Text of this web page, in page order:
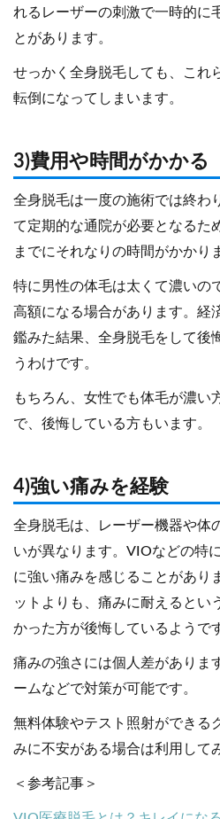
れるレーザーの刺激で一時的に
とがあります。
せっかく全身脱毛しても、これ
転倒になってしまいます。
3)費用や時間がかかる
全身脱毛は一度の施術では終わ
て定期的な通院が必要となるた
までにそれなりの時間がかかり
特に男性の体毛は太くて濃いの
高額になる場合があります。経
鑑みた結果、全身脱毛をして後
うわけです。
もちろん、女性でも体毛が濃い
で、後悔している方もいます。
4)強い痛みを経験
全身脱毛は、レーザー機器や体
いが異なります。VIOなどの特
に強い痛みを感じることがあり
ットよりも、痛みに耐えるとい
かった方が後悔しているようで
痛みの強さには個人差がありま
ームなどで対策が可能です。
無料体験やテスト照射ができる
みに不安がある場合は利用して
＜参考記事＞